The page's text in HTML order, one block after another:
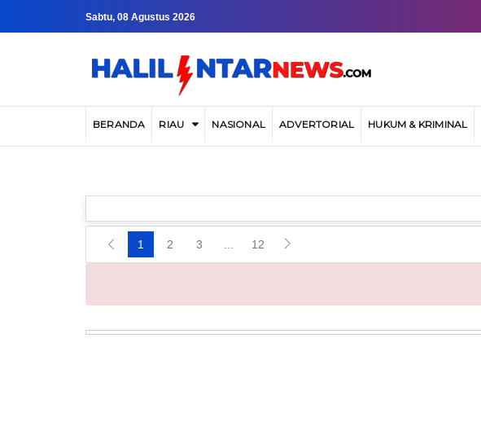
Sabtu, 08 Agustus 2026
BERANDA RIAU NASIONAL ADVERTORIAL HUKUM & KRIMINAL
1 2 3 12